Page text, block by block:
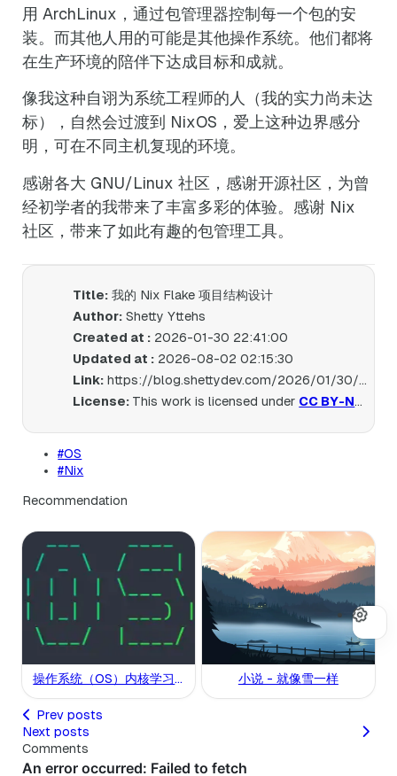
用 ArchLinux，通过包管理器控制每一个包的安
装。而其他人用的可能是其他操作系统。他们都将
在生产环境的陪伴下达成目标和成就。
像我这种自诩为系统工程师的人（我的实力尚未达
标），自然会过渡到 NixOS，爱上这种边界感分
明，可在不同主机复现的环境。
感谢各大 GNU/Linux 社区，感谢开源社区，为曾
经初学者的我带来了丰富多彩的体验。感谢 Nix
社区，带来了如此有趣的包管理工具。
Title: 我的 Nix Flake 项目结构设计
Author: Shetty Yttehs
Created at : 2026-01-30 22:41:00
Updated at : 2026-08-02 02:15:30
Link: https://blog.shettydev.com/2026/01/30/nix-flake-project/
License: This work is licensed under CC BY-NC-SA 4.0
#OS
#Nix
Recommendation
操作系统（OS）内核学习
路线
小说 - 就像雪一样
Prev posts
Next posts
Comments